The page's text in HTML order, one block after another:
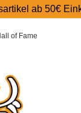
of Fame
Einkaufswert